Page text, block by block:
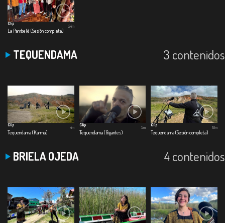
Clip
La Pambelé (Sesión completa)
24m
TEQUENDAMA 3 contenidos
Clip
Tequendama (Karma)
4m
Clip
Tequendama (Gigantes)
5m
Clip
Tequendama (Sesión completa)
18m
BRIELA OJEDA 4 contenidos